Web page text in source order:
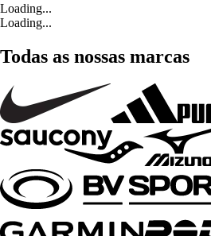
Loading...
Loading...
Todas as nossas marcas